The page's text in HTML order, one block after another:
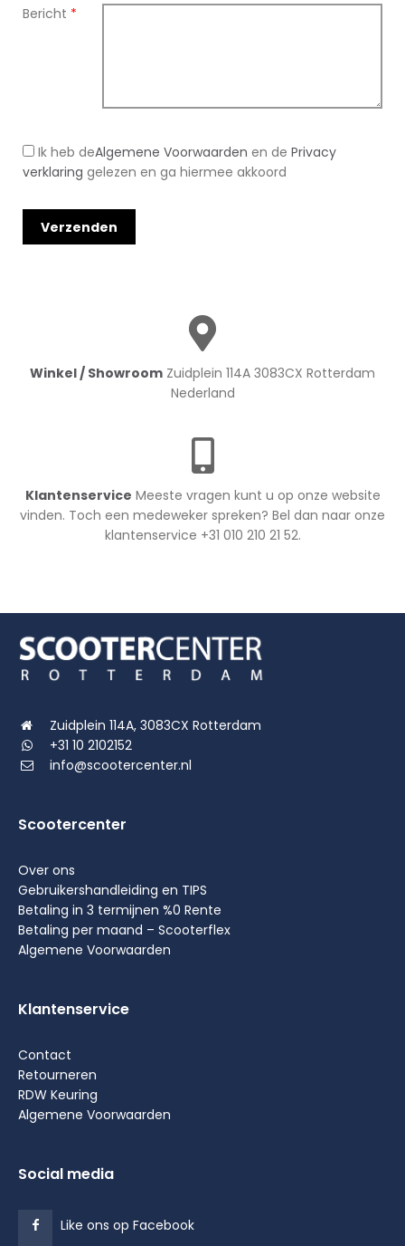
Bericht *
Ik heb deAlgemene Voorwaarden en de Privacy
verklaring gelezen en ga hiermee akkoord
Winkel / Showroom Zuidplein 114A 3083CX Rotterdam
Nederland
Klantenservice Meeste vragen kunt u op onze website
vinden. Toch een medeweker spreken? Bel dan naar onze
klantenservice +31 010 210 21 52.
Zuidplein 114A, 3083CX Rotterdam
+31 10 2102152
info@scootercenter.nl
Scootercenter
Over ons
Gebruikershandleiding en TIPS
Betaling in 3 termijnen %0 Rente
Betaling per maand – Scooterflex
Algemene Voorwaarden
Klantenservice
Contact
Retourneren
RDW Keuring
Algemene Voorwaarden
Social media
Like ons op Facebook